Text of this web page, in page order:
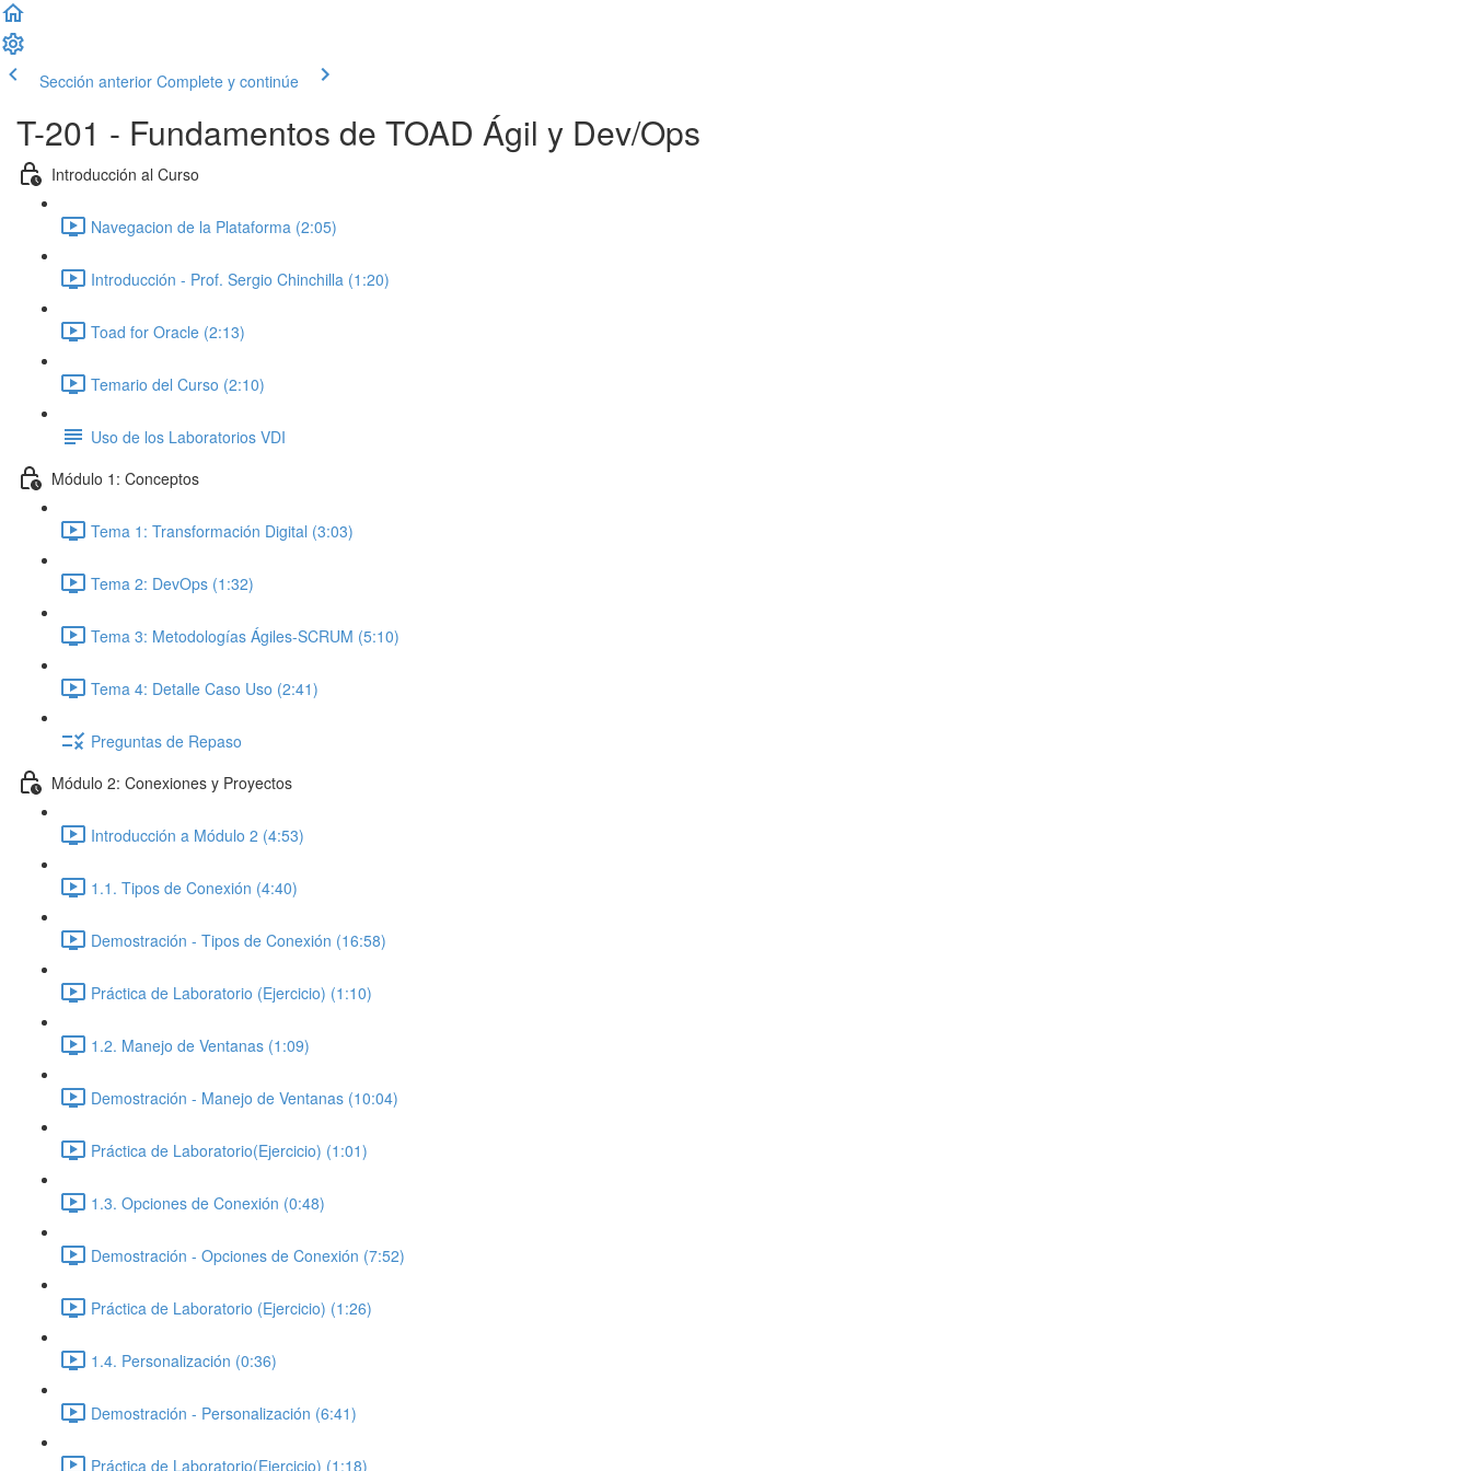
Sección anterior Complete y continúe
T-201 - Fundamentos de TOAD Ágil y Dev/Ops
Introducción al Curso
Navegacion de la Plataforma (2:05)
Introducción - Prof. Sergio Chinchilla (1:20)
Toad for Oracle (2:13)
Temario del Curso (2:10)
Uso de los Laboratorios VDI
Módulo 1: Conceptos
Tema 1: Transformación Digital (3:03)
Tema 2: DevOps (1:32)
Tema 3: Metodologías Ágiles-SCRUM (5:10)
Tema 4: Detalle Caso Uso (2:41)
Preguntas de Repaso
Módulo 2: Conexiones y Proyectos
Introducción a Módulo 2 (4:53)
1.1. Tipos de Conexión (4:40)
Demostración - Tipos de Conexión (16:58)
Práctica de Laboratorio (Ejercicio) (1:10)
1.2. Manejo de Ventanas (1:09)
Demostración - Manejo de Ventanas (10:04)
Práctica de Laboratorio(Ejercicio) (1:01)
1.3. Opciones de Conexión (0:48)
Demostración - Opciones de Conexión (7:52)
Práctica de Laboratorio (Ejercicio) (1:26)
1.4. Personalización (0:36)
Demostración - Personalización (6:41)
Práctica de Laboratorio(Ejercicio) (1:18)